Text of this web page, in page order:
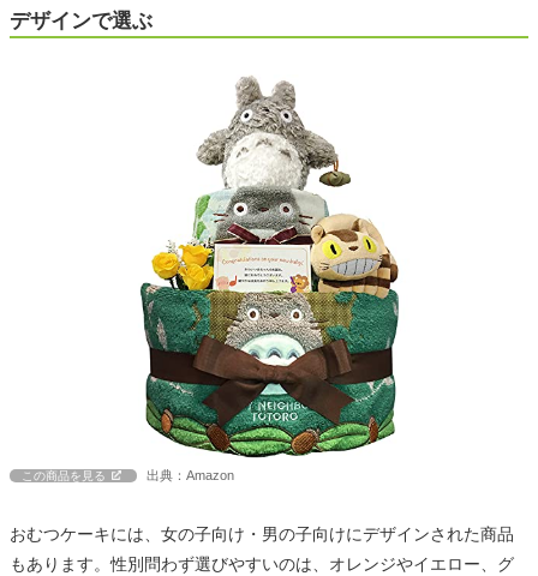
デザインで選ぶ
この商品を見る 出典：Amazon
おむつケーキには、女の子向け・男の子向けにデザインされた商品
もあります。性別問わず選びやすいのは、オレンジやイエロー、グ